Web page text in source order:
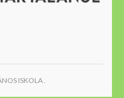
ISKOLA .